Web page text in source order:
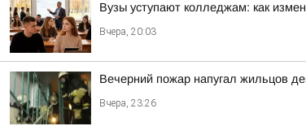
Вузы уступают колледжам: как
Вчера, 20:03
Вечерний пожар напугал жильцов
Вчера, 23:26